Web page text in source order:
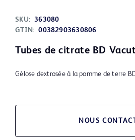
SKU: 363080
GTIN: 00382903630806
Tubes de citrate BD
Gélose dextrosée à la pomme de terre
NOUS